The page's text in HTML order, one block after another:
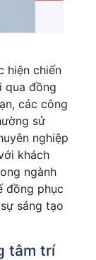
hiện chiến
qua đồng
các công
sử
nghiệp
khách
ngành
đồng phục
sáng tạo
tâm trí